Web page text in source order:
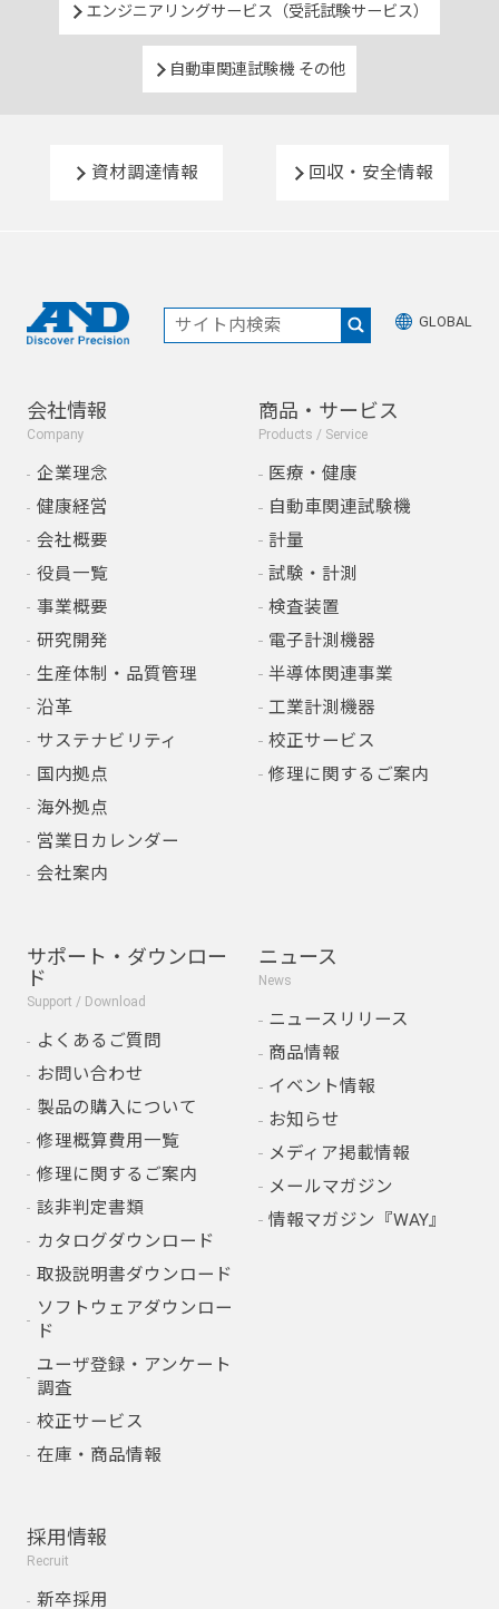
エンジニアリングサービス（受託試験サービス）
自動車関連試験機 その他
資材調達情報 回収・安全情報
GLOBAL
会社情報
Company
企業理念
健康経営
会社概要
役員一覧
事業概要
研究開発
生産体制・品質管理
沿革
サステナビリティ
国内拠点
海外拠点
営業日カレンダー
会社案内
商品・サービス
Products / Service
医療・健康
自動車関連試験機
計量
試験・計測
検査装置
電子計測機器
半導体関連事業
工業計測機器
校正サービス
修理に関するご案内
サポート・ダウンロー
ド
Support / Download
よくあるご質問
お問い合わせ
製品の購入について
修理概算費用一覧
修理に関するご案内
該非判定書類
カタログダウンロード
取扱説明書ダウンロード
ソフトウェアダウンロー
ド
ユーザ登録・アンケート
調査
校正サービス
在庫・商品情報
ニュース
News
ニュースリリース
商品情報
イベント情報
お知らせ
メディア掲載情報
メールマガジン
情報マガジン『WAY』
採用情報
Recruit
新卒採用